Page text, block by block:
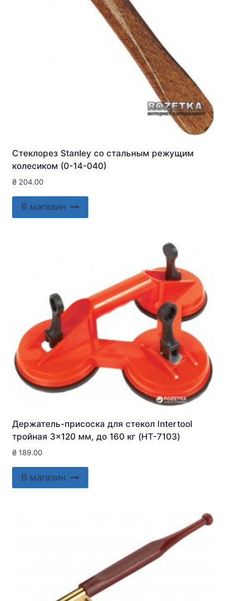
Стеклорез Stanley со стальным режущим
колесиком (0-14-040)
₴ 204.00
В магазин
Держатель-присоска для стекол Intertool
тройная 3×120 мм, до 160 кг (HT-7103)
₴ 189.00
В магазин